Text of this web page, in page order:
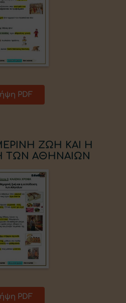
PDF
ΖΩΗ ΚΑΙ Η
ΤΩΝ ΑΘΗΝΑΙΩΝ
PDF